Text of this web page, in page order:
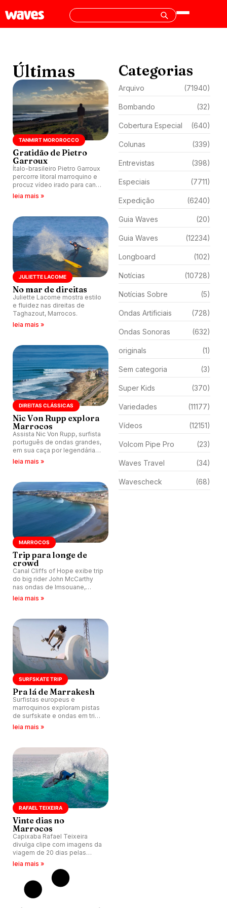
Últimas
TANMIRT MOROROCCO
Gratidão de Pietro
Garroux
Ítalo-brasileiro Pietro Garroux
percorre litoral marroquino e
procuz vídeo irado para canal
do YouTube.
leia mais »
JULIETTE LACOME
No mar de direitas
Juliette Lacome mostra estilo
e fluidez nas direitas de
Taghazout, Marrocos.
leia mais »
DIREITAS CLÁSSICAS
Nic Von Rupp explora
Marrocos
Assista Nic Von Rupp, surfista
português de ondas grandes,
em sua caça por legendária
onda do Marrocos.
leia mais »
MARROCOS
Trip para longe de
crowd
Canal Cliffs of Hope exibe trip
do big rider John McCarthy
nas ondas de Imsouane,
Marrocos, com sessão longe
leia mais »
SURFSKATE TRIP
Pra lá de Marrakesh
Surfistas europeus e
marroquinos exploram pistas
de surfskate e ondas em trip
que vai de Taghazout a
leia mais »
RAFAEL TEIXEIRA
Vinte dias no
Marrocos
Capixaba Rafael Teixeira
divulga clipe com imagens da
viagem de 20 dias pelas
direitas mágicas do Marrocos.
leia mais »
Categorias
Arquivo (71940)
Bombando (32)
Cobertura Especial (640)
Colunas (339)
Entrevistas (398)
Especiais (7711)
Expedição (6240)
Guia Waves (20)
Guia Waves (12234)
Longboard (102)
Notícias (10728)
Notícias Sobre (5)
Ondas Artificiais (728)
Ondas Sonoras (632)
originals (1)
Sem categoria (3)
Super Kids (370)
Variedades (11177)
Vídeos (12151)
Volcom Pipe Pro (23)
Waves Travel (34)
Wavescheck (68)